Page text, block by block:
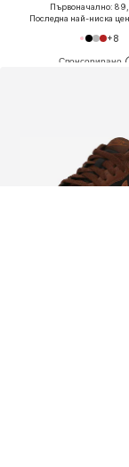
Първоначално:
Последна най-ниска
+8